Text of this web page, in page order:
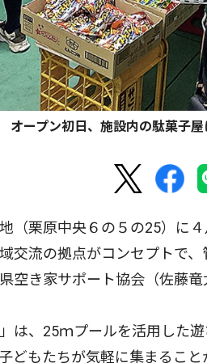
オープン初日、施設内の駄菓子
（栗原中央６の５の25）に
交流の拠点がコンセプトで
空き家サポート協会（佐藤竜
は、25ｍプールを活用した
どもたちが気軽に集まること